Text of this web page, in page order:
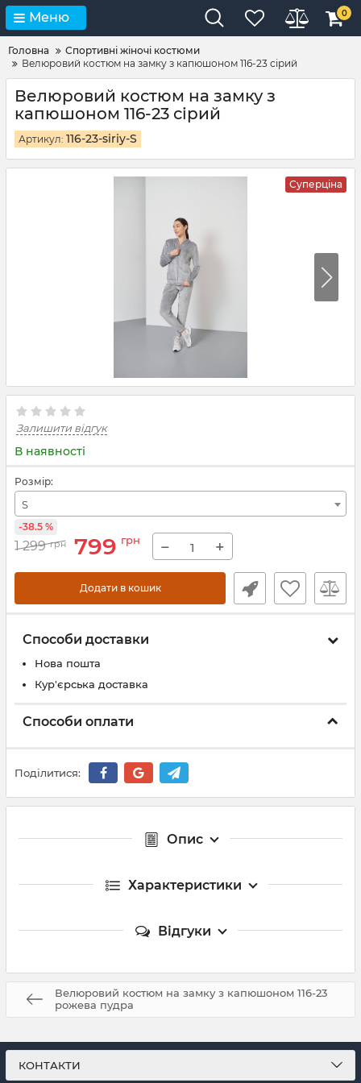
Меню 0
Головна
Спортивні жіночі костюми
Велюровий костюм на замку з капюшоном 116-23 сірий
Велюровий костюм на замку з
капюшоном 116-23 сірий
Артикул: 116-23-siriy-S
Суперціна
Залишити відгук
В наявності
Розмір:
S
1 299 грн 799 грн
-38.5 %
− +
Додати в кошик
Способи доставки
Нова пошта
Кур'єрська доставка
Способи оплати
Поділитися:
Опис
Характеристики
Відгуки
Велюровий костюм на замку з капюшоном 116-23
рожева пудра
КОНТАКТИ